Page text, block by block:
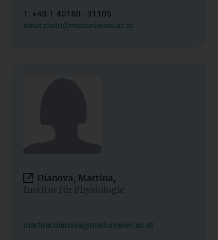
T: +43-1-40160 - 31105
ionut.ciotu@meduniwien.ac.at
Dianova, Martina,
Institut für Physiologie
martina.dianova@meduniwien.ac.at